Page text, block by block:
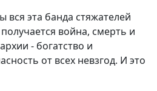
эта банда стяжателей
война, смерть и
- богатство и
от всех невзгод. И это